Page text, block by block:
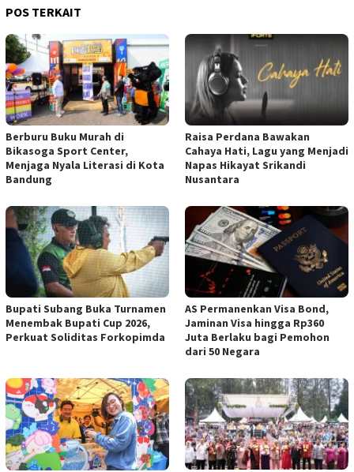
POS TERKAIT
Berburu Buku Murah di
Bikasoga Sport Center,
Menjaga Nyala Literasi di Kota
Bandung
Raisa Perdana Bawakan
Cahaya Hati, Lagu yang Menjadi
Napas Hikayat Srikandi
Nusantara
Bupati Subang Buka Turnamen
Menembak Bupati Cup 2026,
Perkuat Soliditas Forkopimda
AS Permanenkan Visa Bond,
Jaminan Visa hingga Rp360
Juta Berlaku bagi Pemohon
dari 50 Negara